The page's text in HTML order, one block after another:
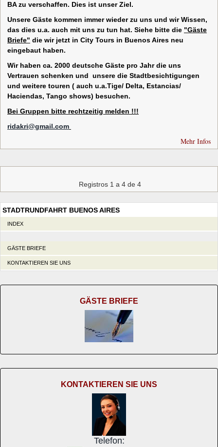
BA zu verschaffen. Dies ist unser Ziel.
Unsere Gäste kommen immer wieder zu uns und wir Wissen,
das dies u.a. auch mit uns zu tun hat. Siehe bitte die "Gäste
Briefe" die wir jetzt in City Tours in Buenos Aires neu
eingebaut haben.
Wir haben ca. 2000 deutsche Gäste pro Jahr die uns
Vertrauen schenken und unsere die Stadtbesichtigungen
und weitere touren ( auch u.a.Tige/ Delta, Estancias/
Haciendas, Tango shows) besuchen.
Bei Gruppen bitte rechtzeitig melden !!!
ridakri@gmail.com
Mehr Infos
Registros 1 a 4 de 4
STADTRUNDFAHRT BUENOS AIRES
INDEX
GÄSTE BRIEFE
KONTAKTIEREN SIE UNS
GÄSTE BRIEFE
KONTAKTIEREN SIE UNS
Telefon: